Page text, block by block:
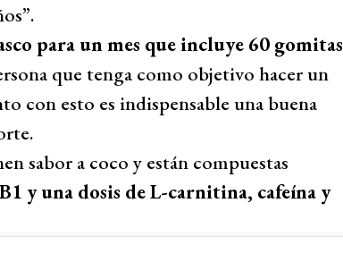
para un mes que incluye 60 gomitas
que tenga como objetivo hacer un
con esto es indispensable una buena
sabor a coco y están compuestas
y una dosis de L-carnitina, cafeína y